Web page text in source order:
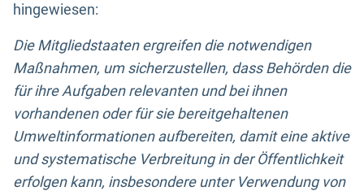
hingewiesen:
Die Mitgliedstaaten ergreifen die notwendigen
Maßnahmen, um sicherzustellen, dass Behörden die
für ihre Aufgaben relevanten und bei ihnen
vorhandenen oder für sie bereitgehaltenen
Umweltinformationen aufbereiten, damit eine aktive
und systematische Verbreitung in der Öffentlichkeit
erfolgen kann, insbesondere unter Verwendung von